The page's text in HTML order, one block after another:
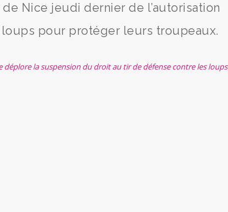
Nice jeudi dernier de l’autorisation
pour protéger leurs troupeaux.
la suspension du droit au tir de défense contre les loups